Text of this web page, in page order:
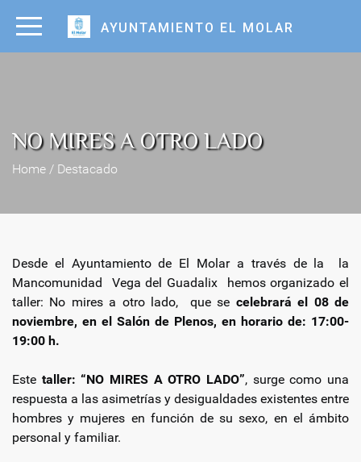
AYUNTAMIENTO EL MOLAR
NO MIRES A OTRO LADO
Home / Destacado
Desde el Ayuntamiento de El Molar a través de la la
Mancomunidad Vega del Guadalix hemos organizado el
taller: No mires a otro lado, que se celebrará el 08 de
noviembre, en el Salón de Plenos, en horario de: 17:00-
19:00 h.
Este taller: “NO MIRES A OTRO LADO”, surge como una
respuesta a las asimetrías y desigualdades existentes entre
hombres y mujeres en función de su sexo, en el ámbito
personal y familiar.